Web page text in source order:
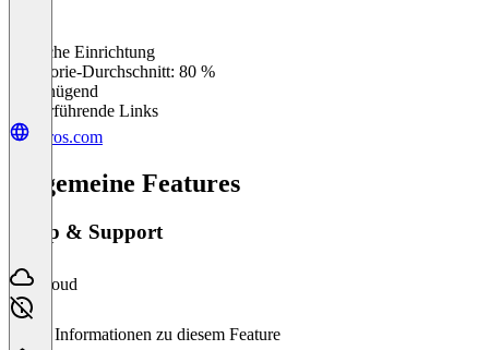
Einfache Einrichtung
Kategorie-Durchschnitt: 80 %
Ungenügend
Weiterführende Links
hyros.com
Allgemeine Features
Setup & Support
Cloud
Keine Informationen zu diesem Feature